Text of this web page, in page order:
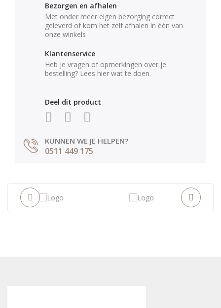
Bezorgen en afhalen
Met onder meer eigen bezorging correct
geleverd of kom het zelf afhalen in één van
onze winkels
Klantenservice
Heb je vragen of opmerkingen over je
bestelling? Lees hier wat te doen.
Deel dit product
KUNNEN WE JE HELPEN?
0511 449 175